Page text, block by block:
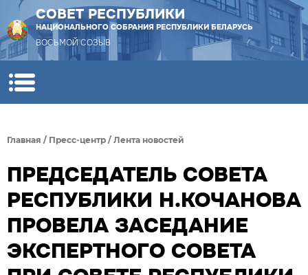
СОВЕТ РЕСПУБЛИКИ
НАЦИОНАЛЬНОГО СОБРАНИЯ РЕСПУБЛИКИ БЕЛАРУСЬ
ВОСЬМОЙ СОЗЫВ
Главная / Пресс-центр / Лента новостей
ПРЕДСЕДАТЕЛЬ СОВЕТА
РЕСПУБЛИКИ Н.КОЧАНОВА
ПРОВЕЛА ЗАСЕДАНИЕ
ЭКСПЕРТНОГО СОВЕТА